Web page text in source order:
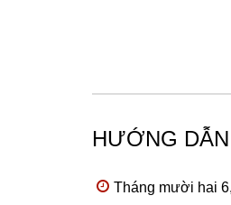
HƯỚNG
Tháng mười hai